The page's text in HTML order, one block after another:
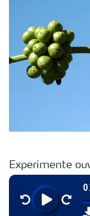
Experimente